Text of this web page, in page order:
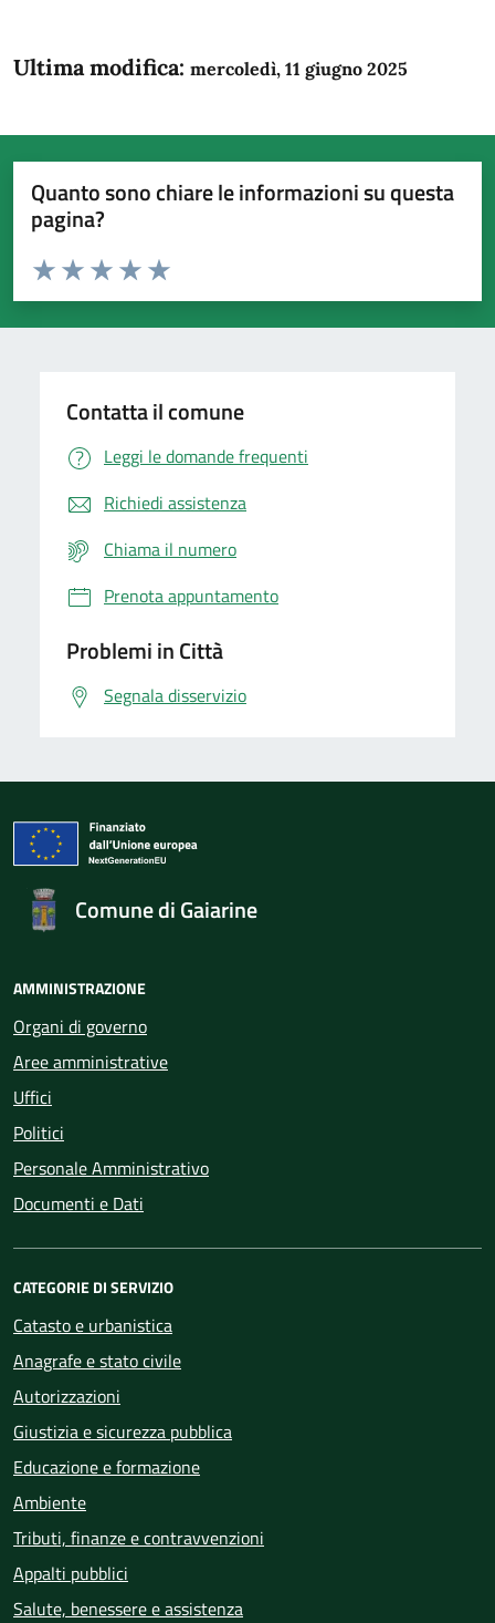
Ultima modifica: mercoledì, 11 giugno 2025
Quanto sono chiare le informazioni su questa
pagina?
Domanda
Valuta da 1 a 5 stelle la pagina
Valuta 5 stelle su 5
Valuta 4 stelle su 5
Valuta 3 stelle su 5
Valuta 2 stelle su 5
Valuta 1 stelle su 5
Contatta il comune
Leggi le domande frequenti
Richiedi assistenza
Chiama il numero
Prenota appuntamento
Problemi in Città
Segnala disservizio
Comune di Gaiarine
AMMINISTRAZIONE
Organi di governo
Aree amministrative
Uffici
Politici
Personale Amministrativo
Documenti e Dati
CATEGORIE DI SERVIZIO
Catasto e urbanistica
Anagrafe e stato civile
Autorizzazioni
Giustizia e sicurezza pubblica
Educazione e formazione
Ambiente
Tributi, finanze e contravvenzioni
Appalti pubblici
Salute, benessere e assistenza